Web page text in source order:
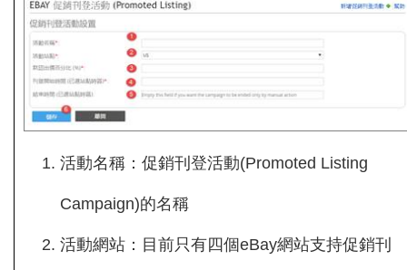
活動名稱：促銷刊登活動(Promoted Listing
Campaign)的名稱
活動網站：目前只有四個eBay網站支持促銷刊